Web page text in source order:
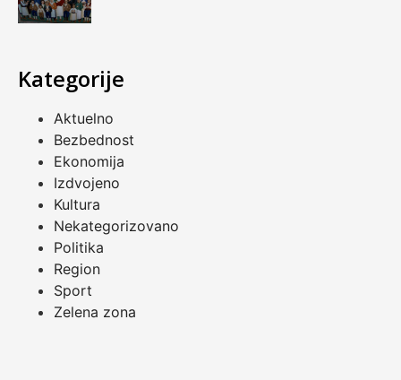
Kategorije
Aktuelno
Bezbednost
Ekonomija
Izdvojeno
Kultura
Nekategorizovano
Politika
Region
Sport
Zelena zona